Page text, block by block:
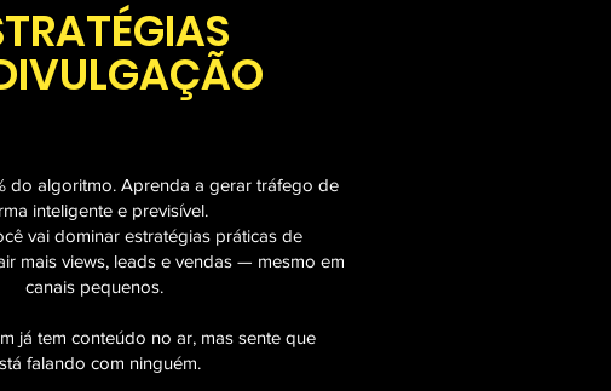
do algoritmo. Aprenda a gerar tráfego de
inteligente e previsível.
vai dominar estratégias práticas de
mais views, leads e vendas — mesmo em
canais pequenos.
já tem conteúdo no ar, mas sente que
falando com ninguém.